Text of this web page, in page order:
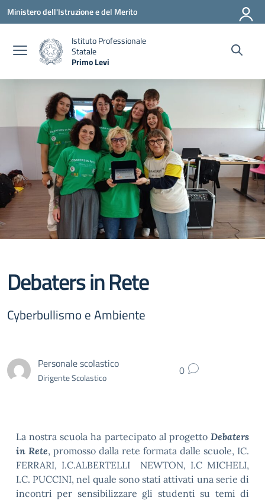
Vai ai contenuti
Vai al menu di navigazione
Vai al footer
Ministero dell'Istruzione e del Merito
Istituto Professionale
Statale
Primo Levi
Debaters in Rete
Cyberbullismo e Ambiente
Personale scolastico
Dirigente Scolastico 0
La nostra scuola ha partecipato al progetto Debaters
in Rete, promosso dalla rete formata dalle scuole, IC.
FERRARI, I.C.ALBERTELLI NEWTON, I.C MICHELI,
I.C. PUCCINI, nel quale sono stati attivati una serie di
incontri per sensibilizzare gli studenti su temi di